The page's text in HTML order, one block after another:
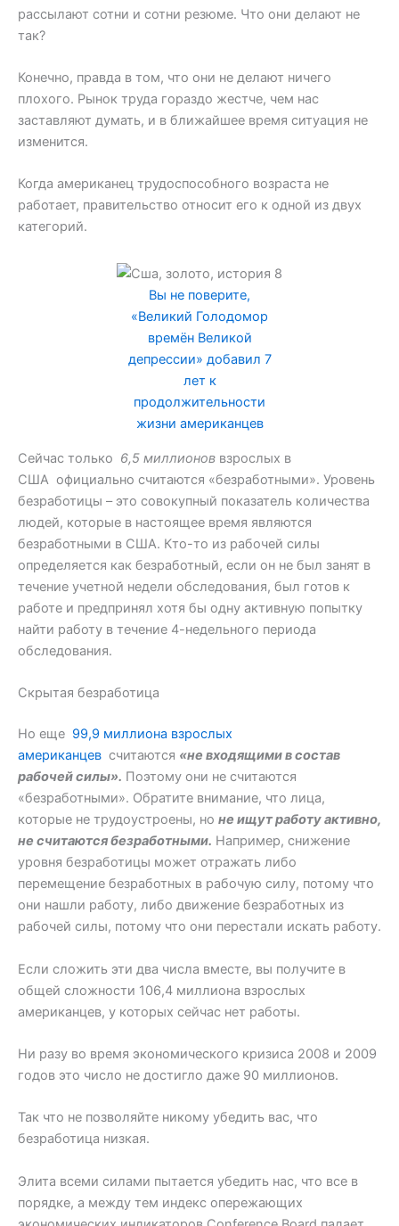
рассылают сотни и сотни резюме. Что они делают не
так?
Конечно, правда в том, что они не делают ничего
плохого. Рынок труда гораздо жестче, чем нас
заставляют думать, и в ближайшее время ситуация не
изменится.
Когда американец трудоспособного возраста не
работает, правительство относит его к одной из двух
категорий.
Вы не поверите,
«Великий Голодомор
времён Великой
депрессии» добавил 7
лет к
продолжительности
жизни американцев
Сейчас только 6,5 миллионов взрослых в
США официально считаются «безработными». Уровень
безработицы – это совокупный показатель количества
людей, которые в настоящее время являются
безработными в США. Кто-то из рабочей силы
определяется как безработный, если он не был занят в
течение учетной недели обследования, был готов к
работе и предпринял хотя бы одну активную попытку
найти работу в течение 4-недельного периода
обследования.
Скрытая безработица
Но еще 99,9 миллиона взрослых
американцев считаются «не входящими в состав
рабочей силы». Поэтому они не считаются
«безработными». Обратите внимание, что лица,
которые не трудоустроены, но не ищут работу активно,
не считаются безработными. Например, снижение
уровня безработицы может отражать либо
перемещение безработных в рабочую силу, потому что
они нашли работу, либо движение безработных из
рабочей силы, потому что они перестали искать работу.
Если сложить эти два числа вместе, вы получите в
общей сложности 106,4 миллиона взрослых
американцев, у которых сейчас нет работы.
Ни разу во время экономического кризиса 2008 и 2009
годов это число не достигло даже 90 миллионов.
Так что не позволяйте никому убедить вас, что
безработица низкая.
Элита всеми силами пытается убедить нас, что все в
порядке, а между тем индекс опережающих